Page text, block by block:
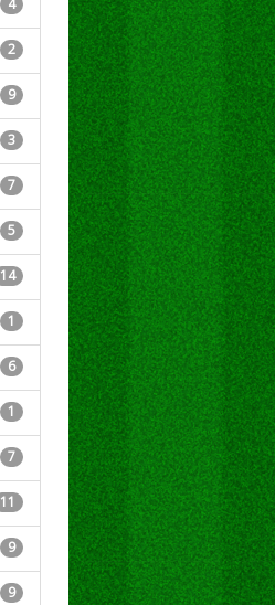
4
2
9
3
7
5
14
1
6
1
7
11
9
9